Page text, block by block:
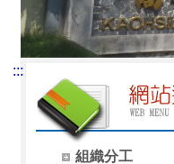
:::
組織分工